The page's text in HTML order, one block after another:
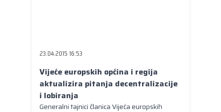
23.04.2015 16:53
Vijeće europskih općina i regija
aktualizira pitanja decentralizacije
i lobiranja
Generalni tajnici članica Vijeća europskih